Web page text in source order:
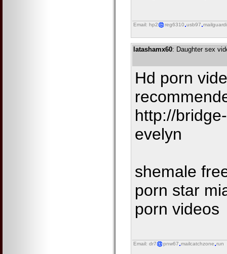
Email: hp2 reg6310 usb97
latashamx60: Daughter sex
Hd porn
http://
evelyn
shemale
porn star
porn videos
Email: dr7 pnw67 mailcatchzone run